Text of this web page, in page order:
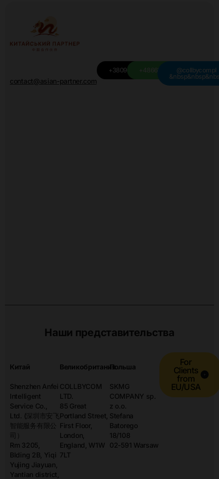
contact@asian-partner.com
+380949501115+48668439709@collbycompl
Наши представительства
Китай
Shenzhen Anfei
Intelligent
Service Co.,
Ltd. (深圳市安飞
智能服务有限公
司）
Rm 3205,
Blding 2B, Yiqi
Yujing Jiayuan,
Yantian district,
Великобритания
COLLBYCOM
LTD.
85 Great
Portland Street,
First Floor,
London,
England, W1W
7LT
Польша
SKMG
COMPANY sp.
z o.o.
Stefana
Batorego
18/108
02-591 Warsaw
For
Clients
from
EU/USA